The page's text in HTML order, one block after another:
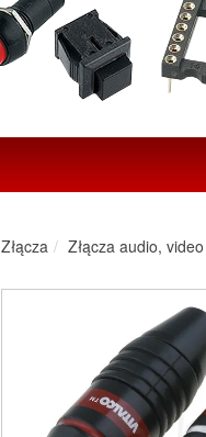
Złącza Złącza audio, video